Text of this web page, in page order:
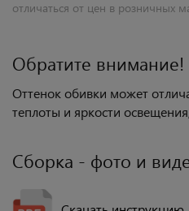
отличаться от цен в розничных
Обратите внимание!
Оттенок обивки может
теплоты и яркости
Сборка - фото и